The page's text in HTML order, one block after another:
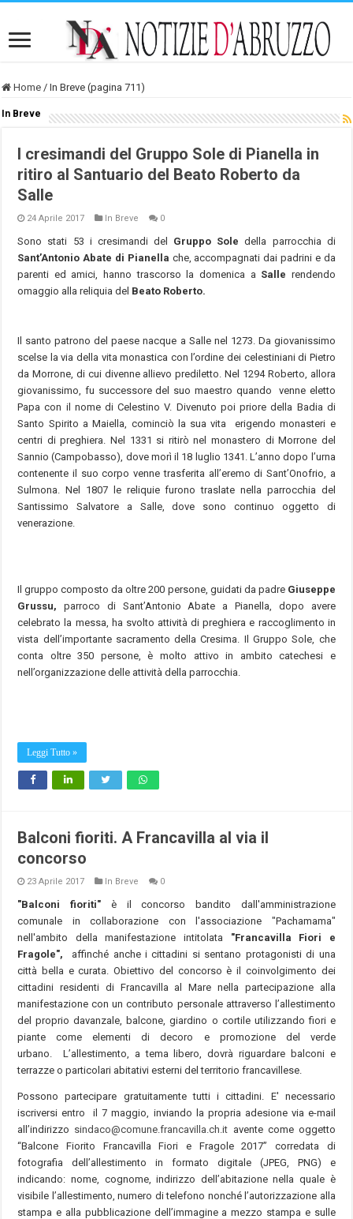
Home / In Breve (pagina 711)
In Breve
I cresimandi del Gruppo Sole di Pianella in
ritiro al Santuario del Beato Roberto da
Salle
24 Aprile 2017 In Breve 0
Sono stati 53 i cresimandi del Gruppo Sole della parrocchia di
Sant’Antonio Abate di Pianella che, accompagnati dai padrini e da
parenti ed amici, hanno trascorso la domenica a Salle rendendo
omaggio alla reliquia del Beato Roberto.
Il santo patrono del paese nacque a Salle nel 1273. Da giovanissimo
scelse la via della vita monastica con l’ordine dei celestiniani di Pietro
da Morrone, di cui divenne allievo prediletto. Nel 1294 Roberto, allora
giovanissimo, fu successore del suo maestro quando venne eletto
Papa con il nome di Celestino V. Divenuto poi priore della Badia di
Santo Spirito a Maiella, cominciò la sua vita erigendo monasteri e
centri di preghiera. Nel 1331 si ritirò nel monastero di Morrone del
Sannio (Campobasso), dove morì il 18 luglio 1341. L’anno dopo l’urna
contenente il suo corpo venne trasferita all’eremo di Sant’Onofrio, a
Sulmona. Nel 1807 le reliquie furono traslate nella parrocchia del
Santissimo Salvatore a Salle, dove sono continuo oggetto di
venerazione.
Il gruppo composto da oltre 200 persone, guidati da padreGiuseppe
Grussu, parroco di Sant’Antonio Abate a Pianella, dopo avere
celebrato la messa, ha svolto attività di preghiera e raccoglimento in
vista dell’importante sacramento della Cresima. Il Gruppo Sole, che
conta oltre 350 persone, è molto attivo in ambito catechesi e
nell’organizzazione delle attività della parrocchia.
Leggi Tutto »
Balconi fioriti. A Francavilla al via il
concorso
23 Aprile 2017 In Breve 0
"Balconi fioriti" è il concorso bandito dall'amministrazione
comunale in collaborazione con l'associazione "Pachamama"
nell'ambito della manifestazione intitolata "Francavilla Fiori e
Fragole", affinché anche i cittadini si sentano protagonisti di una
città bella e curata. Obiettivo del concorso è il coinvolgimento dei
cittadini residenti di Francavilla al Mare nella partecipazione alla
manifestazione con un contributo personale attraverso l’allestimento
del proprio davanzale, balcone, giardino o cortile utilizzando fiori e
piante come elementi di decoro e promozione del verde
urbano. L’allestimento, a tema libero, dovrà riguardare balconi e
terrazze o particolari abitativi esterni del territorio francavillese.
Possono partecipare gratuitamente tutti i cittadini. E' necessario
iscriversi entro il 7 maggio, inviando la propria adesione via e-mail
all’indirizzo sindaco@comune.francavilla.ch.it avente come oggetto
“Balcone Fiorito Francavilla Fiori e Fragole 2017” corredata di
fotografia dell’allestimento in formato digitale (JPEG, PNG) e
indicando: nome, cognome, indirizzo dell’abitazione nella quale è
visibile l’allestimento, numero di telefono nonché l’autorizzazione alla
stampa e alla pubblicazione dell’immagine a mezzo stampa e sulle